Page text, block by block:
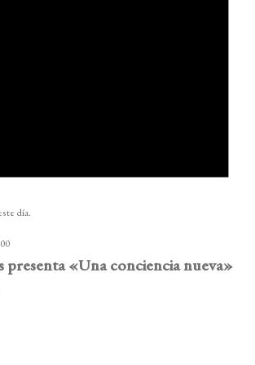
día.
presenta «Una conciencia nueva»